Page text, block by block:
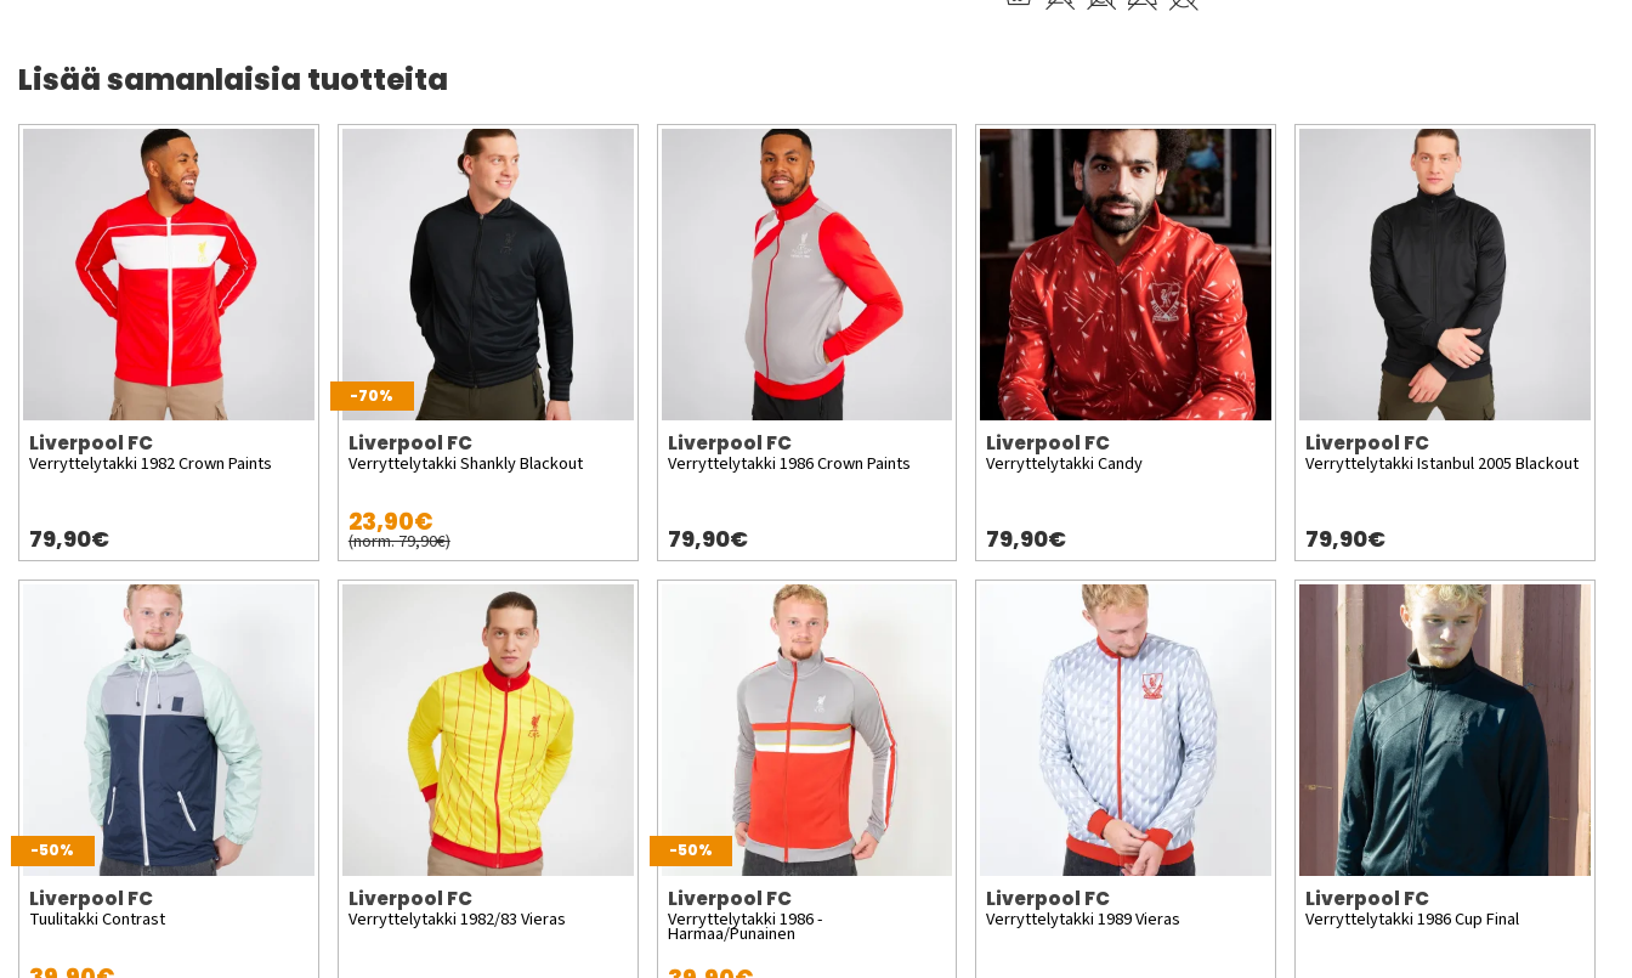
Lisää samanlaisia tuotteita
Liverpool FC
Verryttelytakki 1982 Crown Paints
79,90€
-70%
Liverpool FC
Verryttelytakki Shankly Blackout
23,90€
(norm. 79,90€)
Liverpool FC
Verryttelytakki 1986 Crown Paints
79,90€
Liverpool FC
Verryttelytakki Candy
79,90€
Liverpool FC
Verryttelytakki Istanbul 2005 Blackout
79,90€
-50%
Liverpool FC
Tuulitakki Contrast
Liverpool FC
Verryttelytakki 1982/83 Vieras
-50%
Liverpool FC
Verryttelytakki 1986 -
Harmaa/Punainen
Liverpool FC
Verryttelytakki 1989 Vieras
Liverpool FC
Verryttelytakki 1986 Cup Final